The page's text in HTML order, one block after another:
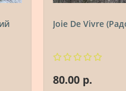
Joie De Vivre
80.00 р.